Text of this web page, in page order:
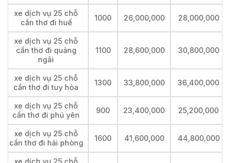
xe dịch vụ 25 chỗ
cần thơ đi huế
1000 26,000,000 28,000,000
xe dịch vụ 25 chỗ
cần thơ đi quảng
ngãi
1100 28,600,000 30,800,000
xe dịch vụ 25 chỗ
cần thơ đi tuy hòa
1300 33,800,000 36,400,000
xe dịch vụ 25 chỗ
cần thơ đi phú yên
900 23,400,000 25,200,000
xe dịch vụ 25 chỗ
cần thơ đi hải phòng
1600 41,600,000 44,800,000